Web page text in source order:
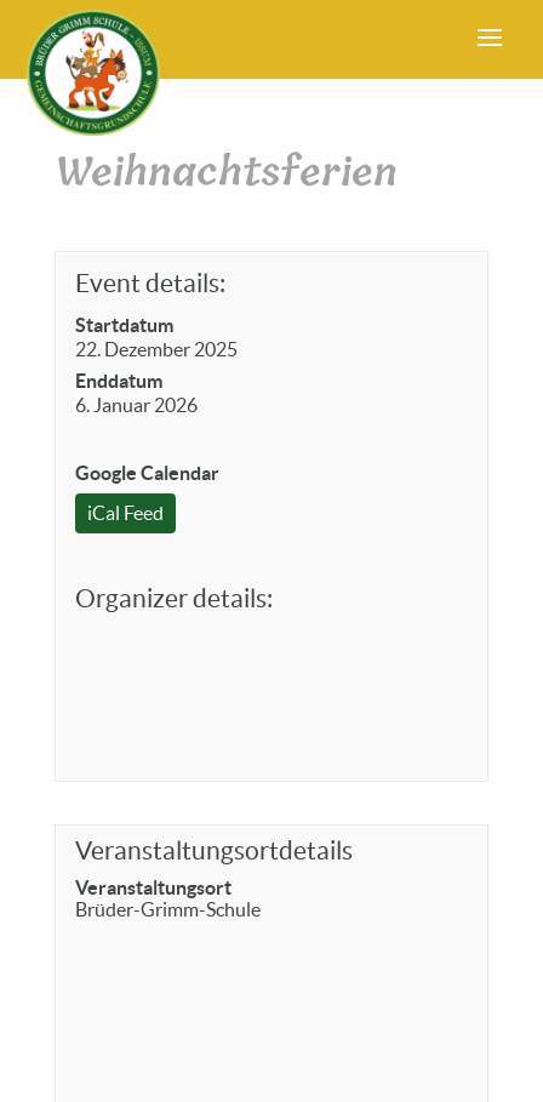
Weihnachtsferien
Event details:
Startdatum
22. Dezember 2025
Enddatum
6. Januar 2026
Google Calendar
iCal Feed
Organizer details:
Veranstaltungsortdetails
Veranstaltungsort
Brüder-Grimm-Schule